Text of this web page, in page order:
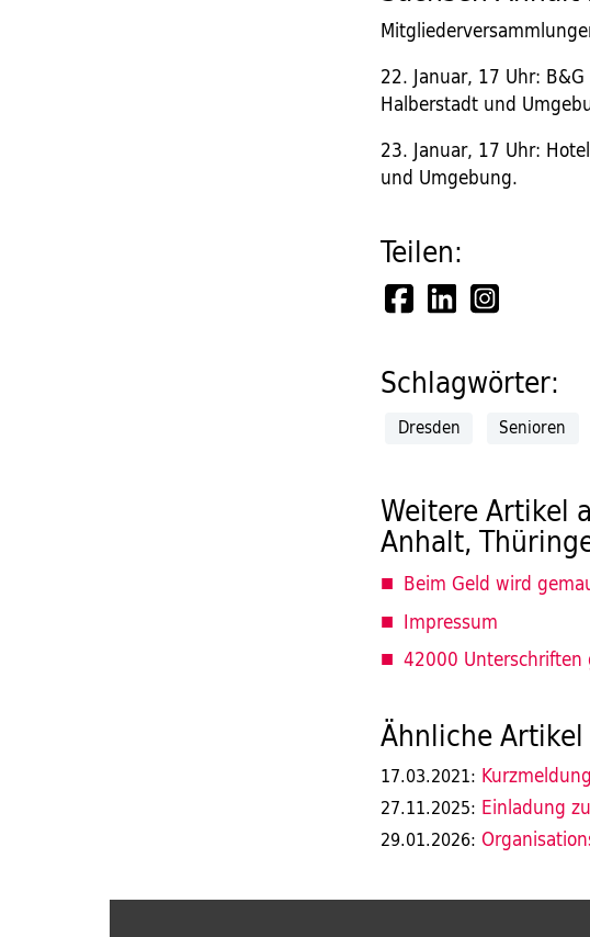
22. Januar, 17 Uhr:
Halberstadt und
23. Januar, 17 Uhr:
und Umgebung.
Teilen:
Schlagwörter:
Dresden Senioren
Weitere Artikel
Anhalt,
Beim Geld wird
Impressum
42000 Unterschriften
Ähnliche Artikel
17.03.2021:
27.11.2025: Einladung
29.01.2026: